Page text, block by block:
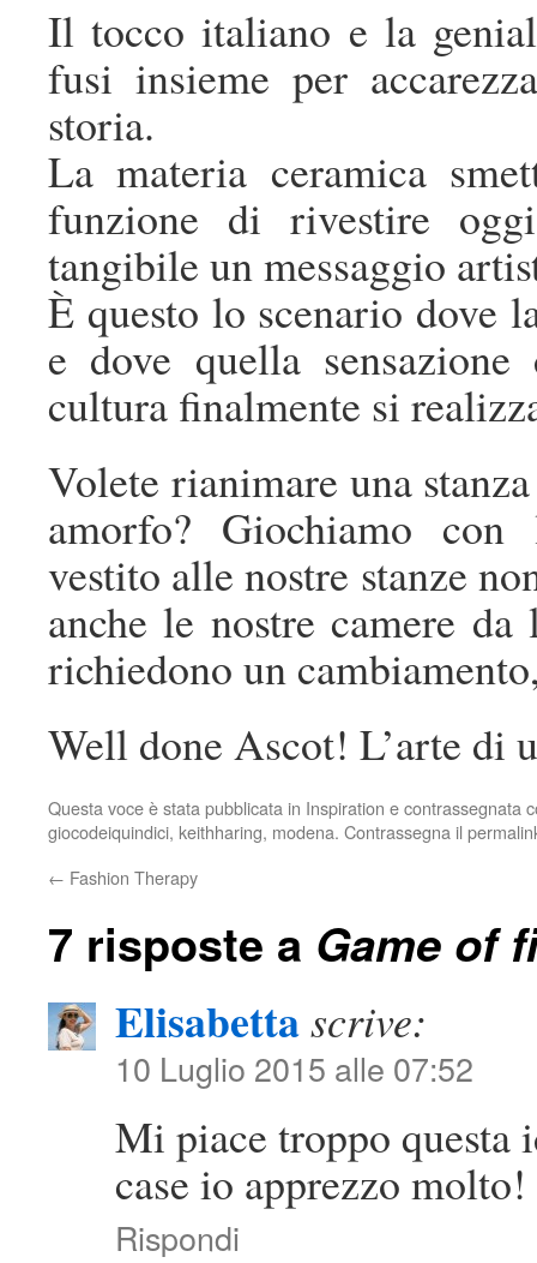
Il tocco italiano e la
fusi insieme per
storia.
La materia ceramica
funzione di rivestire oggi
tangibile un messaggio
È questo lo scenario dove
e dove quella
cultura finalmente si
Volete rianimare una
amorfo? Giochiamo
vestito alle nostre stanze
anche le nostre camere
richiedono un
Well done Ascot! L’arte di
Questa voce è stata pubblicata in Inspiration e contrassegnata
giocodeiquindici, keithharing, modena. Contrassegna il
← Fashion Therapy
7 risposte a Game of
Elisabettascrive:
10 Luglio 2015 alle 07:52
Mi piace troppo questa
case io apprezzo
Rispondi